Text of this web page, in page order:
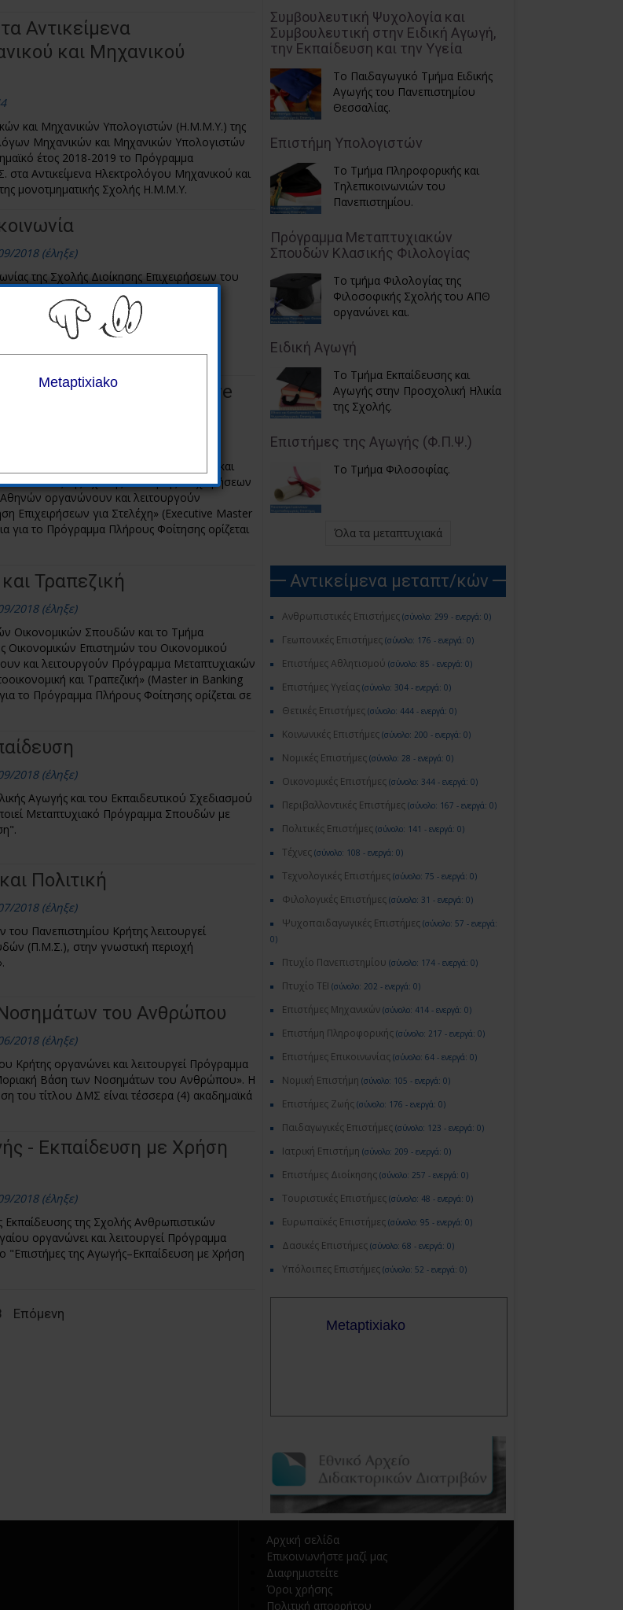
Αντικείμενα
και Μηχανικού
και Μηχανικών Υπολογιστών (Η.Μ.Μ.Υ.) της
Μηχανικών και Μηχανικών Υπολογιστών
έτος 2018-2019 το Πρόγραμμα
Αντικείμενα Ηλεκτρολόγου Μηχανικού και
μονοτμηματικής Σχολής Η.Μ.Μ.Υ.
2018 (έληξε)
της Σχολής Διοίκησης Επιχειρήσεων του
οργανώνει και λειτουργεί Πρόγραμμα
και Επικοινωνία» (MSc in
εξής ειδικεύσεις: α) Μάρκετινγκ και
Πλήρους και Μερικής Φοίτησης) β)
σε τμήμα Πλήρους Φοίτησης).
για στελέχη (Εxecutive
2017 (έληξε)
Επιχειρήσεων, Διοικητικής Επιστήμης και
της Σχολής Διοίκησης Επιχειρήσεων
οργανώνουν και λειτουργούν
Επιχειρήσεων για Στελέχη» (Executive Master
για το Πρόγραμμα Πλήρους Φοίτησης ορίζεται
Τραπεζική
2018 (έληξε)
Οικονομικών Σπουδών και το Τμήμα
Οικονομικών Επιστημών του Οικονομικού
και λειτουργούν Πρόγραμμα Μεταπτυχιακών
και Τραπεζική» (Master in Banking
το Πρόγραμμα Πλήρους Φοίτησης ορίζεται σε
2018 (έληξε)
Αγωγής και του Εκπαιδευτικού Σχεδιασμού
Μεταπτυχιακό Πρόγραμμα Σπουδών με
Πολιτική
2018 (έληξε)
Πανεπιστημίου Κρήτης λειτουργεί
(Π.Μ.Σ.), στην γνωστική περιοχή
του Ανθρώπου
2018 (έληξε)
Κρήτης οργανώνει και λειτουργεί Πρόγραμμα
Βάση των Νοσημάτων του Ανθρώπου». Η
του τίτλου ΔΜΣ είναι τέσσερα (4) ακαδημαϊκά
- Εκπαίδευση με Χρήση
2018 (έληξε)
της Σχολής Ανθρωπιστικών
οργανώνει και λειτουργεί Πρόγραμμα
της Αγωγής–Εκπαίδευση με Χρήση
Επόμενη
Συμβουλευτική Ψυχολογία και
Συμβουλευτική στην Ειδική Αγωγή,
την Εκπαίδευση και την Υγεία
Το Παιδαγωγικό Τμήμα Ειδικής
Αγωγής του Πανεπιστημίου
Θεσσαλίας.
Επιστήμη Υπολογιστών
Το Τμήμα Πληροφορικής και
Τηλεπικοινωνιών του
Πανεπιστημίου.
Πρόγραμμα Μεταπτυχιακών
Σπουδών Κλασικής Φιλολογίας
Το τμήμα Φιλολογίας της
Φιλοσοφικής Σχολής του ΑΠΘ
οργανώνει και.
Ειδική Αγωγή
Το Τμήμα Εκπαίδευσης και
Αγωγής στην Προσχολική Ηλικία
της Σχολής.
Επιστήμες της Αγωγής (Φ.Π.Ψ.)
Το Τμήμα Φιλοσοφίας.
Όλα τα μεταπτυχιακά
Αντικείμενα μεταπτ/κών
Ανθρωπιστικές Επιστήμες (σύνολο: 299 - ενεργά: 0)
Γεωπονικές Επιστήμες (σύνολο: 176 - ενεργά: 0)
Επιστήμες Αθλητισμού (σύνολο: 85 - ενεργά: 0)
Επιστήμες Υγείας (σύνολο: 304 - ενεργά: 0)
Θετικές Επιστήμες (σύνολο: 444 - ενεργά: 0)
Κοινωνικές Επιστήμες (σύνολο: 200 - ενεργά: 0)
Νομικές Επιστήμες (σύνολο: 28 - ενεργά: 0)
Οικονομικές Επιστήμες (σύνολο: 344 - ενεργά: 0)
Περιβαλλοντικές Επιστήμες (σύνολο: 167 - ενεργά: 0)
Πολιτικές Επιστήμες (σύνολο: 141 - ενεργά: 0)
Τέχνες (σύνολο: 108 - ενεργά: 0)
Τεχνολογικές Επιστήμες (σύνολο: 75 - ενεργά: 0)
Φιλολογικές Επιστήμες (σύνολο: 31 - ενεργά: 0)
Ψυχοπαιδαγωγικές Επιστήμες (σύνολο: 57 - ενεργά:
0)
Πτυχίο Πανεπιστημίου (σύνολο: 174 - ενεργά: 0)
Πτυχίο ΤΕΙ (σύνολο: 202 - ενεργά: 0)
Επιστήμες Μηχανικών (σύνολο: 414 - ενεργά: 0)
Επιστήμη Πληροφορικής (σύνολο: 217 - ενεργά: 0)
Επιστήμες Επικοινωνίας (σύνολο: 64 - ενεργά: 0)
Νομική Επιστήμη (σύνολο: 105 - ενεργά: 0)
Επιστήμες Ζωής (σύνολο: 176 - ενεργά: 0)
Παιδαγωγικές Επιστήμες (σύνολο: 123 - ενεργά: 0)
Ιατρική Επιστήμη (σύνολο: 209 - ενεργά: 0)
Επιστήμες Διοίκησης (σύνολο: 257 - ενεργά: 0)
Τουριστικές Επιστήμες (σύνολο: 48 - ενεργά: 0)
Ευρωπαϊκές Επιστήμες (σύνολο: 95 - ενεργά: 0)
Δασικές Επιστήμες (σύνολο: 68 - ενεργά: 0)
Υπόλοιπες Επιστήμες (σύνολο: 52 - ενεργά: 0)
Αρχική σελίδα
Επικοινωνήστε μαζί μας
Διαφημιστείτε
Όροι χρήσης
Πολιτική απορρήτου